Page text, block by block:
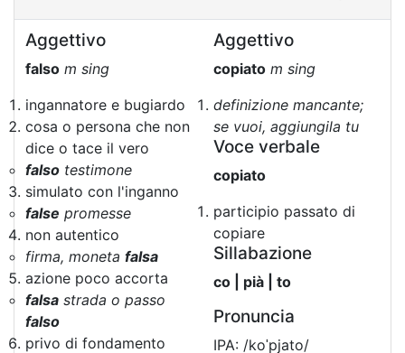
Aggettivo
falso m sing
ingannatore e bugiardo
cosa o persona che non
dice o tace il vero
falso testimone
simulato con l'inganno
false promesse
non autentico
firma, moneta falsa
azione poco accorta
falsa strada o passo
falso
privo di fondamento
Aggettivo
copiato m sing
definizione mancante;
se vuoi, aggiungila tu
Voce verbale
copiato
participio passato di
copiare
Sillabazione
co | pià | to
Pronuncia
IPA: /koˈpjato/